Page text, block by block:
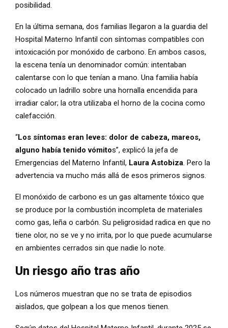
posibilidad.
En la última semana, dos familias llegaron a la guardia del
Hospital Materno Infantil con síntomas compatibles con
intoxicación por monóxido de carbono. En ambos casos,
la escena tenía un denominador común: intentaban
calentarse con lo que tenían a mano. Una familia había
colocado un ladrillo sobre una hornalla encendida para
irradiar calor; la otra utilizaba el horno de la cocina como
calefacción.
“Los síntomas eran leves: dolor de cabeza, mareos,
alguno había tenido vómitos”, explicó la jefa de
Emergencias del Materno Infantil, Laura Astobiza. Pero la
advertencia va mucho más allá de esos primeros signos.
El monóxido de carbono es un gas altamente tóxico que
se produce por la combustión incompleta de materiales
como gas, leña o carbón. Su peligrosidad radica en que no
tiene olor, no se ve y no irrita, por lo que puede acumularse
en ambientes cerrados sin que nadie lo note.
Un riesgo año tras año
Los números muestran que no se trata de episodios
aislados, que golpean a los que menos tienen.